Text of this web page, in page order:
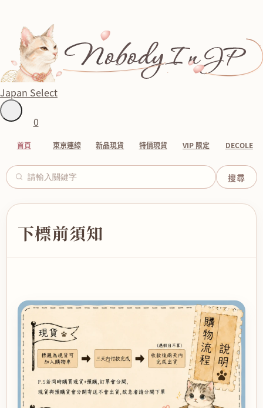
Japan Select
0
首頁 東京連線 新品現貨 特價現貨 VIP 限定 DECOLE
下標前須知